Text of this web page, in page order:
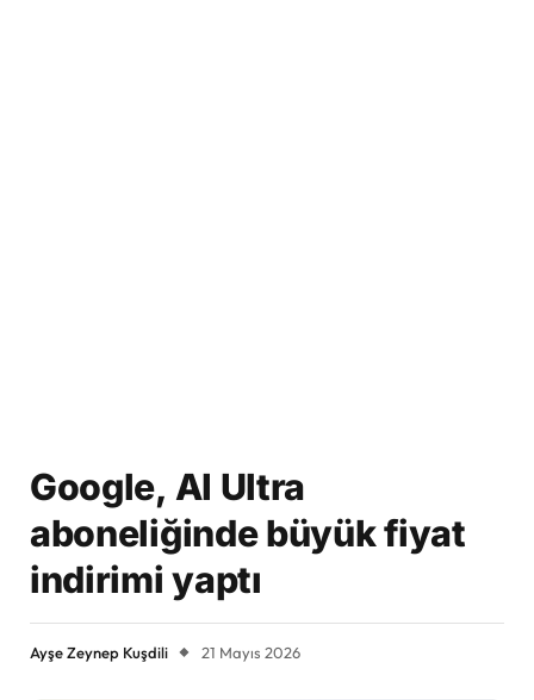
Google, AI Ultra
aboneliğinde büyük fiyat
indirimi yaptı
Ayşe Zeynep Kuşdili 21 Mayıs 2026